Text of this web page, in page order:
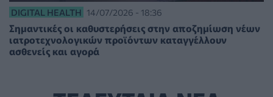
DIGITAL HEALTH 14/07/2026 - 18:36
Σημαντικές οι καθυστερήσεις στην αποζημίωση νέων
ιατροτεχνολογικών προϊόντων καταγγέλλουν
ασθενείς και αγορά